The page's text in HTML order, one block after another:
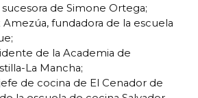
sucesora de Simone Ortega;
Amezúa, fundadora de la escuela
de la Academia de
La Mancha;
de cocina de El Cenador de